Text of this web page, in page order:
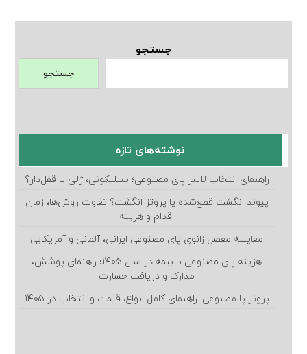
جستجو
جستجو
نوشته‌های تازه
راهنمای انتخاب لاینر پای مصنوعی؛ سیلیکونی، ژلی یا قفل‌دار؟
پیوند انگشت قطع‌شده یا پروتز انگشت؟ تفاوت روش‌ها، زمان
اقدام و هزینه
مقایسه مفصل زانوی پای مصنوعی ایرانی، آلمانی و آمریکایی
هزینه پای مصنوعی با بیمه در سال ۱۴۰۵؛ راهنمای پوشش،
مدارک و دریافت خسارت
پروتز پا مصنوعی: راهنمای کامل انواع، قیمت و انتخاب در ۱۴۰۵